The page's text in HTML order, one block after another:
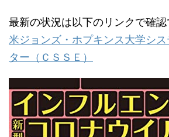
最新の状況は以下のリンクで確認
米ジョンズ・ホプキンス大学シ
ター（ＣＳＳＥ）